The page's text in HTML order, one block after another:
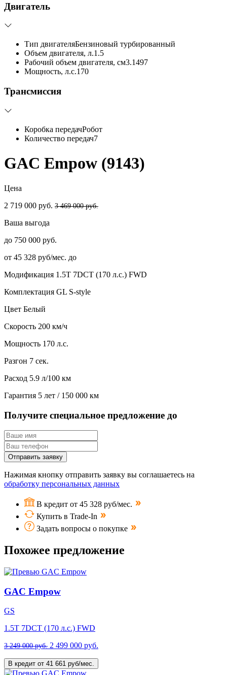
Двигатель
Тип двигателяБензиновый турбированный
Объем двигателя, л.1.5
Рабочий объем двигателя, см3.1497
Мощность, л.с.170
Трансмиссия
Коробка передачРобот
Количество передач7
GAC Empow (9143)
Цена
2 719 000 руб. 3 469 000 руб.
Ваша выгода
до 750 000 руб.
от 45 328 руб/мес. до
Модификация 1.5T 7DCT (170 л.с.) FWD
Комплектация GL S-style
Цвет Белый
Скорость 200 км/ч
Мощность 170 л.с.
Разгон 7 сек.
Расход 5.9 л/100 км
Гарантия 5 лет / 150 000 км
Получите специальное предложение до
Отправить заявку
Нажимая кнопку отправить заявку вы соглашаетесь на
обработку персональных данных
В кредит от 45 328 руб/мес.
Купить в Trade-In
Задать вопросы о покупке
Похожее предложение
GAC Empow
GS
1.5T 7DCT (170 л.с.) FWD
3 249 000 руб. 2 499 000 руб.
В кредит от 41 661 руб/мес.